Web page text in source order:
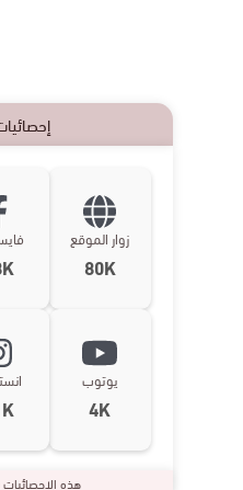
زوار الموقع
80K
يوتوب
4K
هذه الإحصائيات